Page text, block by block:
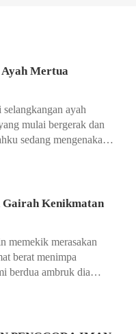
Mertua
ayah
mulai bergerak dan
sedang mengenakan
Aku juga bingung
maka aku
ada di meja. Kulihat
menaruh
kalo aku tahu apa
Gairah Kenikmatan
memekik merasakan
berat menimpa
berdua ambruk dia